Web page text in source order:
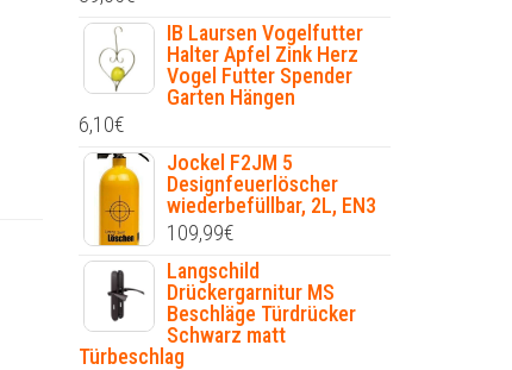
IB Laursen Vogelfutter
Halter Apfel Zink Herz
Vogel Futter Spender
Garten Hängen
6,10€
Jockel F2JM 5
Designfeuerlöscher
wiederbefüllbar, 2L, EN3
109,99€
Langschild
Drückergarnitur MS
Beschläge Türdrücker
Schwarz matt
Türbeschlag